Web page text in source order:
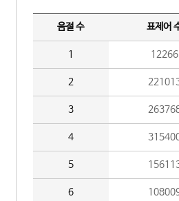
음절 수 표제어
1 12266
2
3
4
5
6